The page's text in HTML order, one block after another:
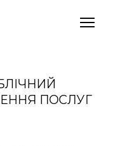
ПОСЛУГ